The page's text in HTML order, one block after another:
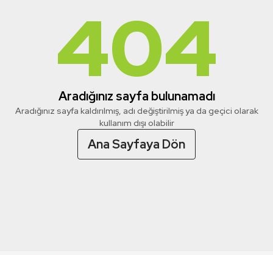
404
Aradığınız sayfa bulunamadı
Aradığınız sayfa kaldırılmış, adı değiştirilmiş ya da geçici olarak
kullanım dışı olabilir
Ana Sayfaya Dön